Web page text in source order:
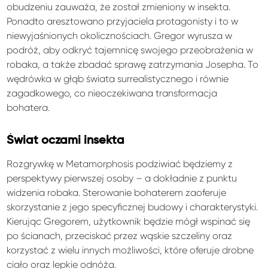
obudzeniu zauważa, że został zmieniony w insekta.
Ponadto aresztowano przyjaciela protagonisty i to w
niewyjaśnionych okolicznościach. Gregor wyrusza w
podróż, aby odkryć tajemnicę swojego przeobrażenia w
robaka, a także zbadać sprawę zatrzymania Josepha. To
wędrówka w głąb świata surrealistycznego i równie
zagadkowego, co nieoczekiwana transformacja
bohatera.
Świat oczami insekta
Rozgrywkę w Metamorphosis podziwiać będziemy z
perspektywy pierwszej osoby – a dokładnie z punktu
widzenia robaka. Sterowanie bohaterem zaoferuje
skorzystanie z jego specyficznej budowy i charakterystyki.
Kierując Gregorem, użytkownik będzie mógł wspinać się
po ścianach, przeciskać przez wąskie szczeliny oraz
korzystać z wielu innych możliwości, które oferuje drobne
ciało oraz lepkie odnóża.